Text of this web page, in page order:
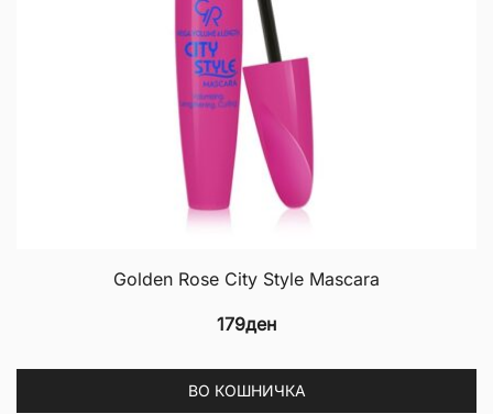
Golden Rose City Style Mascara
179ден
ВО КОШНИЧКА